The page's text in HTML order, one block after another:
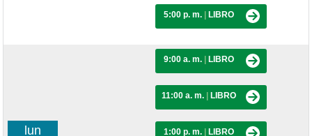
5:00 p. m. LIBRO
lun
9:00 a. m. LIBRO
11:00 a. m. LIBRO
1:00 p. m. LIBRO